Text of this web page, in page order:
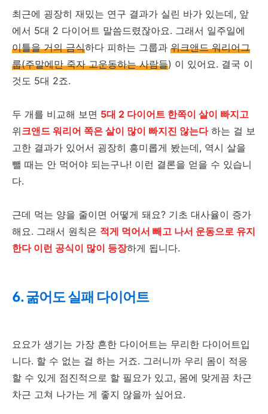
최근에 굉장히 재밌는 연구 결과가 실린 바가 있는데, 앞
에서 5대 2 다이어트 말씀드렸잖아요. 그래서 일주일에
이틀을 거의 금식하다 피하는 그룹과 위크앤드 워리어그
룹(주말에만 죽자 고운동하는 사람들) 이 있어요. 결국 이
것도 5대 2죠.
두 개를 비교해 보면 5대 2 다이어트 한쪽이 살이 빠지고
위크앤드 워리어 쪽은 살이 많이 빠지진 않는다 하는 걸 보
고한 결과가 있어서 굉장히 흥미롭게 봤는데, 역시 살을
뺄 때는 안 먹어야 되는구나! 이런 결론을 얻을 수 있습니
다.
근데 먹는 양을 줄이면 어떻게 돼요? 기초 대사율이 증가
해요. 그래서 원칙은 적게 먹어서 빼고 나서 운동으로 유지
한다 이런 공식이 많이 등장하게 됩니다.
6. 굶어도 실패 다이어트
요요가 생기는 가장 흔한 다이어트는 무리한 다이어트입
니다. 할 수 없는 걸 하는 거죠. 그러니까 우리 몸이 적응
할 수 있게 점진적으로 할 필요가 있고, 몸에 맞게끔 차근
차근 고쳐 나가는 게 좋지 않을까 싶어요.